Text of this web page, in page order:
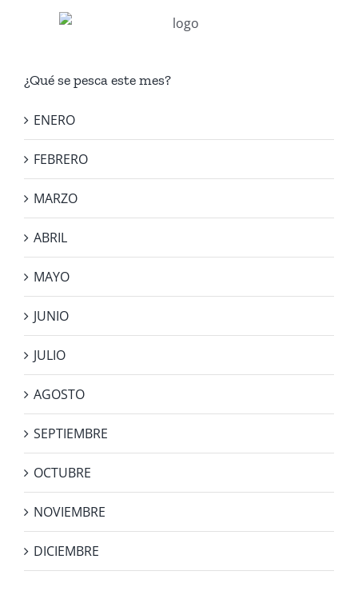
¿Qué se pesca este mes?
ENERO
FEBRERO
MARZO
ABRIL
MAYO
JUNIO
JULIO
AGOSTO
SEPTIEMBRE
OCTUBRE
NOVIEMBRE
DICIEMBRE